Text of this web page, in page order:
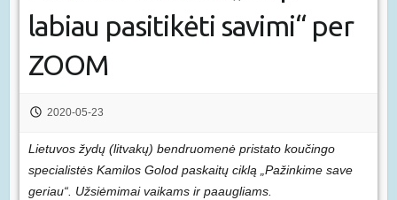
labiau pasitikėti savimi“ per
ZOOM
2020-05-23
Lietuvos žydų (litvakų) bendruomenė pristato koučingo
specialistės Kamilos Golod paskaitų ciklą „Pažinkime save
geriau“. Užsiėmimai vaikams ir paaugliams.